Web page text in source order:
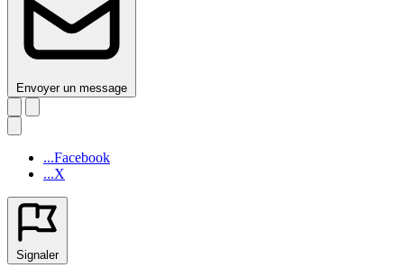
Envoyer un message
...Facebook
...X
Signaler